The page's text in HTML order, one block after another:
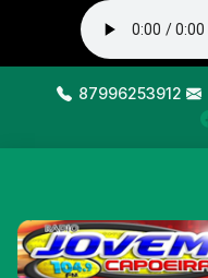
87996253912